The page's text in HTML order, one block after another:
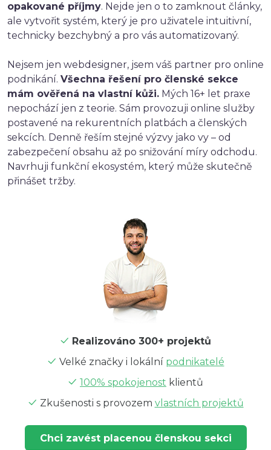
opakované příjmy. Nejde jen o to zamknout články,
ale vytvořit systém, který je pro uživatele intuitivní,
technicky bezchybný a pro vás automatizovaný.
Nejsem jen webdesigner, jsem váš partner pro online
podnikání. Všechna řešení pro členské sekce
mám ověřená na vlastní kůži. Mých 16+ let praxe
nepochází jen z teorie. Sám provozuji online služby
postavené na rekurentních platbách a členských
sekcích. Denně řeším stejné výzvy jako vy – od
zabezpečení obsahu až po snižování míry odchodu.
Navrhuji funkční ekosystém, který může skutečně
přinášet tržby.
Realizováno 300+ projektů
Velké značky i lokální podnikatelé
100% spokojenost klientů
Zkušenosti s provozem vlastních projektů
Chci zavést placenou členskou sekci